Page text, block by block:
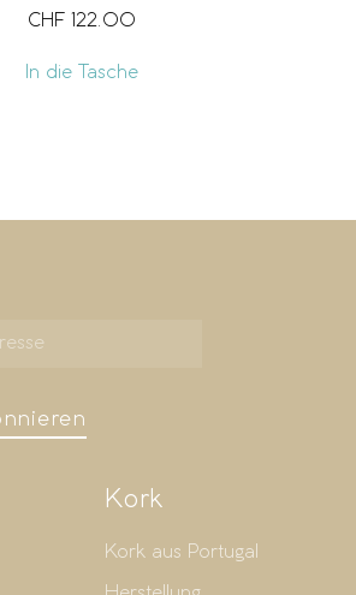
CHF 122.00
In die Tasche
Kork
Kork aus Portugal